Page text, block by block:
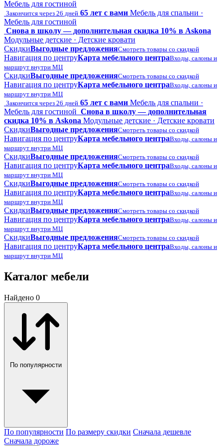
Мебель для гостиной
Закончится через 26 дней 65 лет с вами Мебель для спальни ·
Мебель для гостиной
Снова в школу — дополнительная скидка 10% в Askona
Модульные детские · Детские кровати
СкидкиВыгодные предложенияСмотреть товары со скидкой
Навигация по центруКарта мебельного центраВходы, салоны и
маршрут внутри МЦ
СкидкиВыгодные предложенияСмотреть товары со скидкой
Навигация по центруКарта мебельного центраВходы, салоны и
маршрут внутри МЦ
Закончится через 26 дней 65 лет с вами Мебель для спальни ·
Мебель для гостиной Снова в школу — дополнительная
скидка 10% в Askona Модульные детские · Детские кровати
СкидкиВыгодные предложенияСмотреть товары со скидкой
Навигация по центруКарта мебельного центраВходы, салоны и
маршрут внутри МЦ
СкидкиВыгодные предложенияСмотреть товары со скидкой
Навигация по центруКарта мебельного центраВходы, салоны и
маршрут внутри МЦ
СкидкиВыгодные предложенияСмотреть товары со скидкой
Навигация по центруКарта мебельного центраВходы, салоны и
маршрут внутри МЦ
СкидкиВыгодные предложенияСмотреть товары со скидкой
Навигация по центруКарта мебельного центраВходы, салоны и
маршрут внутри МЦ
СкидкиВыгодные предложенияСмотреть товары со скидкой
Навигация по центруКарта мебельного центраВходы, салоны и
маршрут внутри МЦ
Каталог мебели
Найдено 0
По популярности
По популярности По размеру скидки Сначала дешевле
Сначала дороже